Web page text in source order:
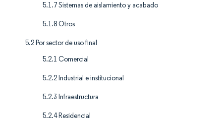
5.1.7 Sistemas de aislamiento y acabado
5.1.8 Otros
5.2 Por sector de uso final
5.2.1 Comercial
5.2.2 Industrial e institucional
5.2.3 Infraestructura
5.2.4 Residencial